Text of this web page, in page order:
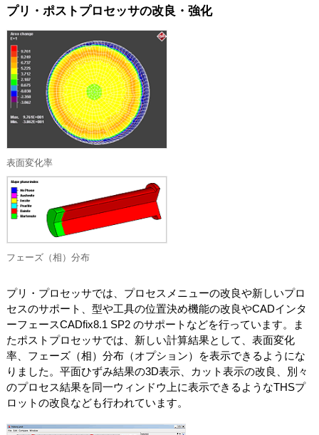
プリ・ポストプロセッサの改良・強化
表面変化率
フェーズ（相）分布
プリ・プロセッサでは、プロセスメニューの改良や新しいプロ
セスのサポート、型や工具の位置決め機能の改良やCADインタ
ーフェースCADfix8.1 SP2 のサポートなどを行っています。ま
たポストプロセッサでは、新しい計算結果として、表面変化
率、フェーズ（相）分布（オプション）を表示できるようにな
りました。平面ひずみ結果の3D表示、カット表示の改良、別々
のプロセス結果を同一ウィンドウ上に表示できるようなTHSプ
ロットの改良なども行われています。